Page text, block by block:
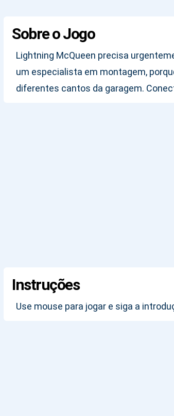
Sobre o Jogo
Lightning McQueen precisa
um especialista em montagem,
diferentes cantos da garagem.
Instruções
Use mouse para jogar e siga a